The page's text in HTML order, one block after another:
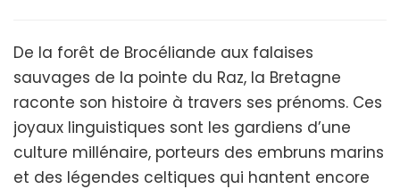
La
Magie
Celtique
pour
un
Prénom
De la forêt de Brocéliande aux falaises
sauvages de la pointe du Raz, la Bretagne
raconte son histoire à travers ses prénoms. Ces
joyaux linguistiques sont les gardiens d’une
culture millénaire, porteurs des embruns marins
et des légendes celtiques qui hantent encore